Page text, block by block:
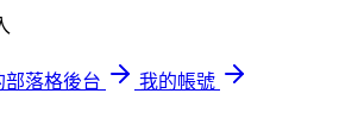
部落格後台
我的帳號